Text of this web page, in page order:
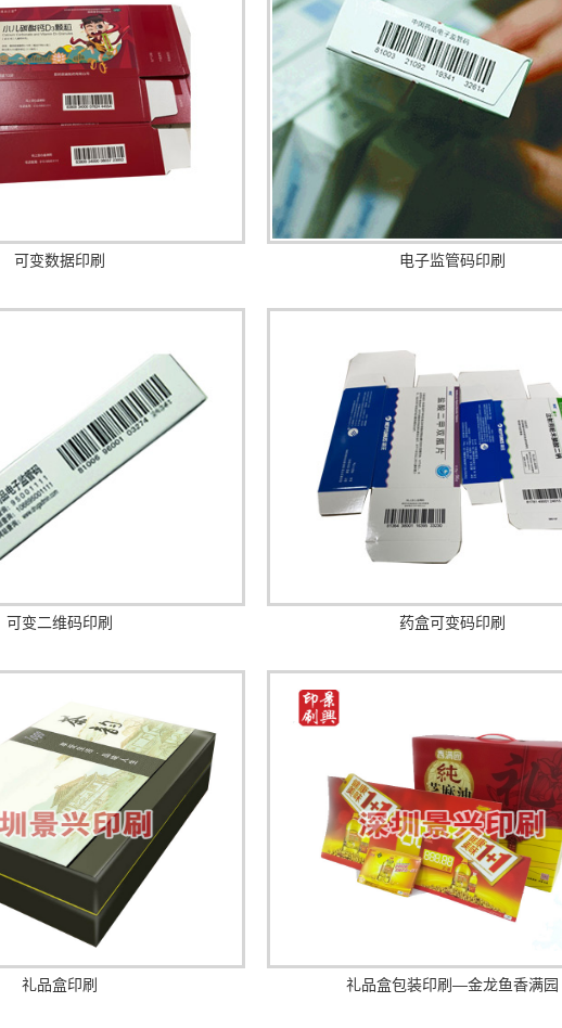
可变数据印刷 电子监管码印刷
可变二维码印刷 药盒可变码印刷
礼品盒印刷 礼品盒包装印刷—金龙鱼香满园